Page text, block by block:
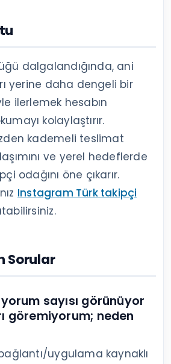
dalgalandığında, ani
yerine daha dengeli bir
ilerlemek hesabın
kolaylaştırır.
kademeli teslimat
ve yerel hedeflerde
odağını öne çıkarır.
Instagram Türk takipçi
Sorular
sayısı görünüyor
göremiyorum; neden
uygulama kaynaklı